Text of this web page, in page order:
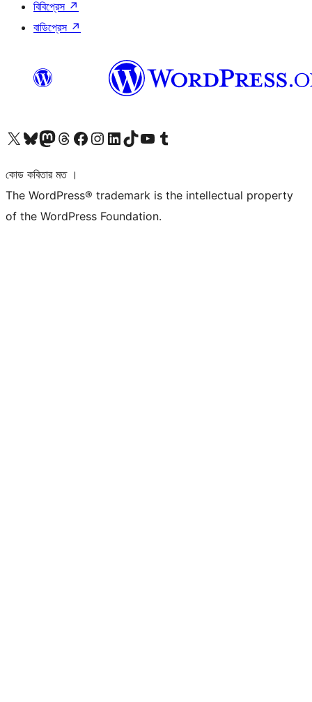
বিবিপ্রেস ↗
বাডিপ্রেস ↗
আমাদের X (আগের টুইটার) অ্যাকাউন্টে যানআমাদের Bluesky অ্যাকাউন্টটি দেখুনআমাদের মাস্টোডন অ্যাকাউন্টটি দেখুনআমাদের থ্রেডস অ্যাকাউন্টটি দেখুনআমাদের ফেসবুক পেজ দেখুনআমাদের ইন্সটাগ্রাম অ্যাকাউন্ট দেখুনআমাদের লিঙ্কডইন অ্যাকাউন্টে যানআমাদের TikTok অ্যাকাউন্টটি দেখুনআমাদের ইউটিউব চ্যানেলে যান আমাদের টাম্বলার অ্যাকাউন্ট দেখুন
কোড কবিতার মত ।
The WordPress® trademark is the intellectual property
of the WordPress Foundation.